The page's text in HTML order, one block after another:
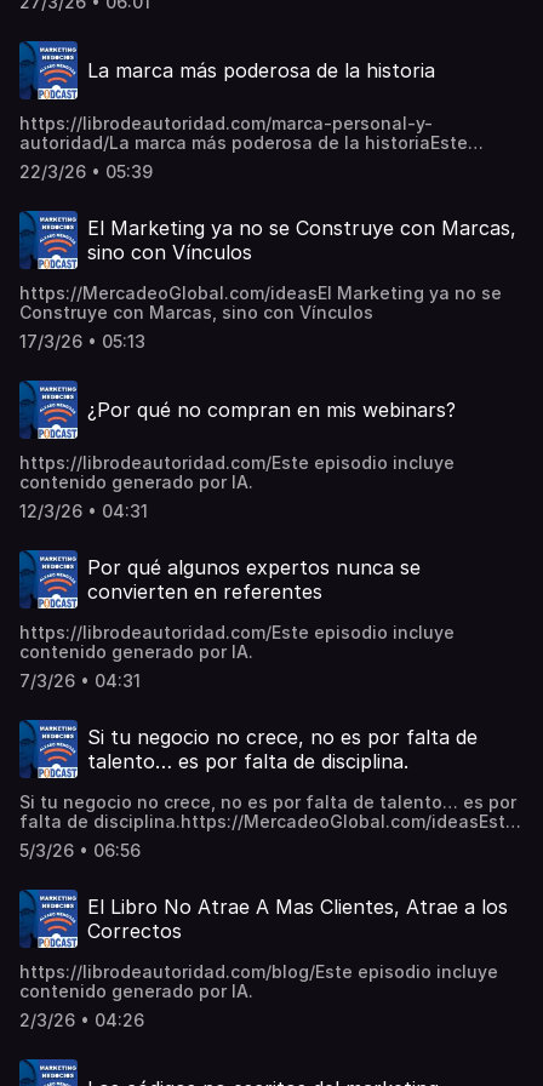
IA.
La marca más poderosa de la historia
https://librodeautoridad.com/marca-personal-y-
autoridad/La marca más poderosa de la historiaEste
episodio incluye contenido generado por IA.
22/3/26 • 05:39
El Marketing ya no se Construye con Marcas,
sino con Vínculos
https://MercadeoGlobal.com/ideasEl Marketing ya no se
Construye con Marcas, sino con Vínculos
17/3/26 • 05:13
¿Por qué no compran en mis webinars?
https://librodeautoridad.com/Este episodio incluye
contenido generado por IA.
12/3/26 • 04:31
Por qué algunos expertos nunca se
convierten en referentes
https://librodeautoridad.com/Este episodio incluye
contenido generado por IA.
7/3/26 • 04:31
Si tu negocio no crece, no es por falta de
talento… es por falta de disciplina.
Si tu negocio no crece, no es por falta de talento… es por
falta de disciplina.https://MercadeoGlobal.com/ideasEste
episodio incluye contenido generado por IA.
5/3/26 • 06:56
El Libro No Atrae A Mas Clientes, Atrae a los
Correctos
https://librodeautoridad.com/blog/Este episodio incluye
contenido generado por IA.
2/3/26 • 04:26